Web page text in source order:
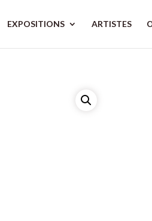
EXPOSITIONS ARTISTES